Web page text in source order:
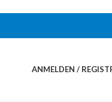
ANMELDEN /